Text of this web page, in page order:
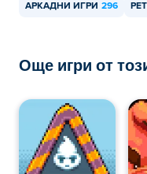
АРКАДНИ ИГРИ 296
Още игри от